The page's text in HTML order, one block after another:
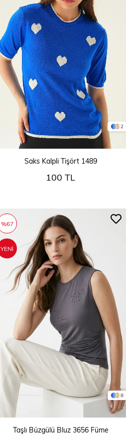
2
SEPETE EKLE
Saks Kalpli Tişört 1489
100 TL
8
SEPETE EKLE
Taşlı Büzgülü Bluz 3656 Füme
%67
YENI
ÜRÜN